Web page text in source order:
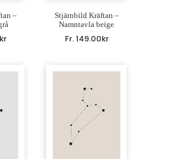
–
kr
Stjärnbild Kräftan –
Namntavla beige
Fr.149.00kr